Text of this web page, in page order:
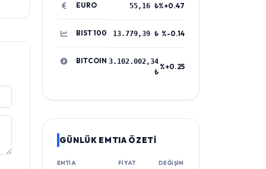
EURO 55,16 ₺%+0.47
BIST 100 13.779,39 ₺ %-0.14
BITCOIN 3.102.002,34
₺
%+0.25
GÜNLÜK EMTIA ÖZETİ
EMTIA FIYAT DEĞIŞIM